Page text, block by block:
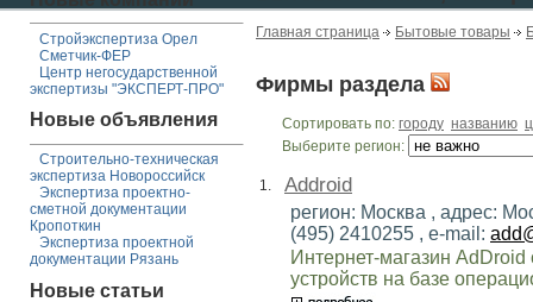
Стройэкспертиза Орел
Сметчик-ФЕР
Центр негосударственной
экспертизы "ЭКСПЕРТ-ПРО"
Новые объявления
Строительно-техническая
экспертиза Новороссийск
Экспертиза проектно-
сметной документации
Кропоткин
Экспертиза проектной
документации Рязань
Новые статьи
Главная страница Бытовые товары
Фирмы раздела
Сортировать по: городу названию
Выберите регион:
1. Addroid
регион: Москва , адрес:
(495) 2410255 , e-mail:
Интернет-магазин
устройств на базе